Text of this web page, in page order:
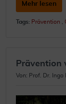
Mehr lesen
Tags: Prävention
Prävention
Von: Prof. Dr. Ingo